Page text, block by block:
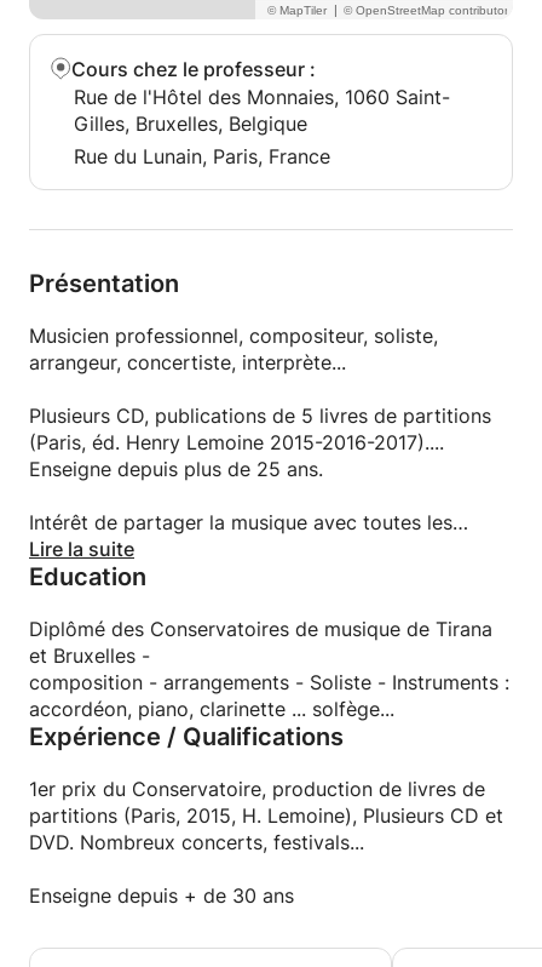
|
Cours chez le professeur :
Rue de l'Hôtel des Monnaies, 1060 Saint-
Gilles, Bruxelles, Belgique
Rue du Lunain, Paris, France
Présentation
Musicien professionnel, compositeur, soliste,
arrangeur, concertiste, interprète...
Plusieurs CD, publications de 5 livres de partitions
(Paris, éd. Henry Lemoine 2015-2016-2017)....
Enseigne depuis plus de 25 ans.
Intérêt de partager la musique avec toutes les
générations.
Lire la suite
Education
Diplômé des Conservatoires de musique de Tirana
et Bruxelles -
composition - arrangements - Soliste - Instruments :
accordéon, piano, clarinette ... solfège...
Expérience / Qualifications
1er prix du Conservatoire, production de livres de
partitions (Paris, 2015, H. Lemoine), Plusieurs CD et
DVD. Nombreux concerts, festivals...
Enseigne depuis + de 30 ans